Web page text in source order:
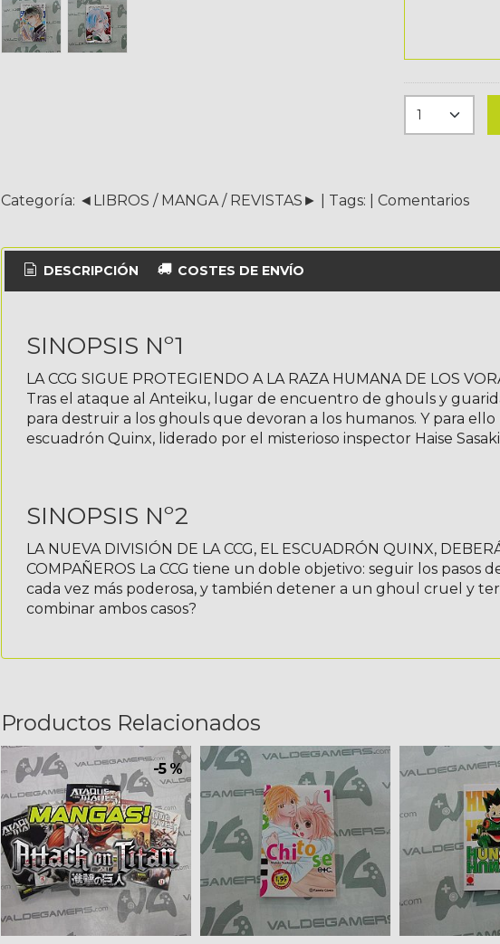
Categoría: ◄LIBROS / MANGA / REVISTAS► Tags: Comentarios
DESCRIPCIÓN COSTES DE ENVÍO
SINOPSIS Nº1
LA CCG SIGUE PROTEGIENDO A LA RAZA HUMANA DE LOS
Tras el ataque al Anteiku, lugar de encuentro de ghouls y
para destruir a los ghouls que devoran a los humanos. Y para ello
escuadrón Quinx, liderado por el misterioso inspector Haise
SINOPSIS Nº2
LA NUEVA DIVISIÓN DE LA CCG, EL ESCUADRÓN QUINX,
COMPAÑEROS La CCG tiene un doble objetivo: seguir los pasos
cada vez más poderosa, y también detener a un ghoul cruel y
combinar ambos casos?
Productos Relacionados
-5 %